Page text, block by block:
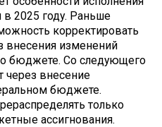
2025 году. Раньше
корректировать
внесения изменений
бюджете. Со следующего
через внесение
бюджете.
только
ассигнования.